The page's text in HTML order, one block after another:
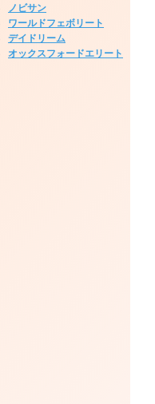
ノビサン
ワールドフェボリート
デイドリーム
オックスフォードエリート